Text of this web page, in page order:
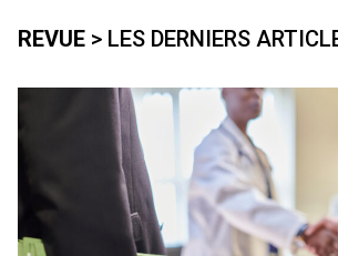
REVUE > LES DERNIERS